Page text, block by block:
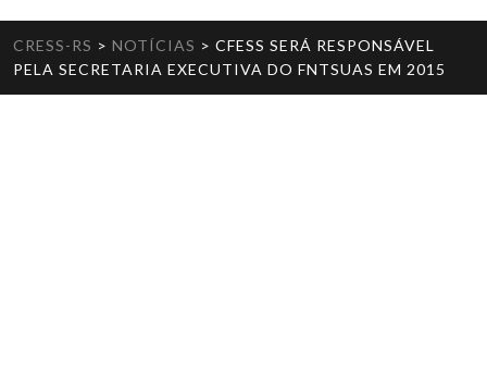
CRESS-RS > NOTÍCIAS > CFESS SERÁ RESPONSÁVEL
PELA SECRETARIA EXECUTIVA DO FNTSUAS EM 2015